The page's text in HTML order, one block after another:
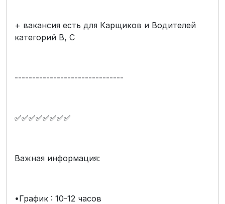
+ вакансия есть для Карщиков и Водителей
категорий B, C
-------------------------------
✅✅✅✅✅✅✅✅
Важная информация:
•График : 10-12 часов